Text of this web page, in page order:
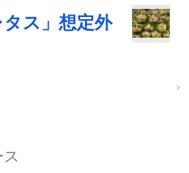
タス」想定外